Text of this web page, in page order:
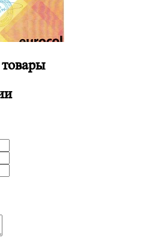
товары